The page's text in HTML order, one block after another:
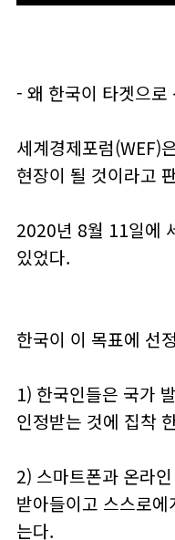
- 왜 한국이 타겟으로
세계경제포럼(WEF)
현장이 될 것이라고
2020년 8월 11일에
있었다.
한국이 이 목표에 선
1) 한국인들은 국가
인정받는 것에 집착
2) 스마트폰과 온라
받아들이고 스스로
는다.